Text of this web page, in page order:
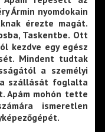
Ármin nyomdokain
érezte magát.
Taskentbe. Ott
kezdve egy egész
Mindent tudtak
a személyi
szállását foglalta
Apám mohón tette
ismeretlen